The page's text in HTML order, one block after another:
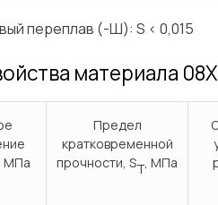
переплав (-Ш): S < 0,015
материала
МПа
Предел
кратковременной
прочности, ST, МПа